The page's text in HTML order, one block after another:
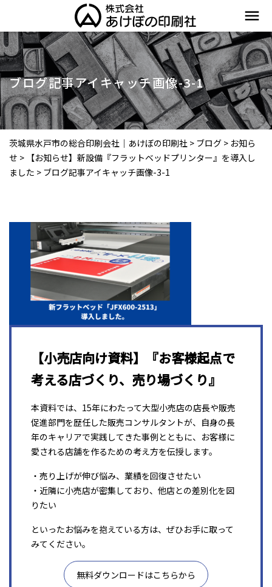
menu
ブログ記事アイキャッチ画像-3-1
茨城県水戸市の総合印刷会社｜あけぼの印刷社 > ブログ > お知ら
せ > 【お知らせ】新設備『フラットベッドプリンター』を導入し
ました > ブログ記事アイキャッチ画像-3-1
【小売店向け資料】『お客様起点で
考える店づくり、売り場づくり』
本資料では、15年にわたって大型小売店の店長や販売
促進部門を歴任した販売コンサルタントが、自身の長
年のキャリアで実践してきた事例とともに、お客様に
愛される店舗を作るための考え方を伝授します。
・売り上げが伸び悩み、業績を回復させたい
・近隣に小売店が密集しており、他店との差別化を図
りたい
といったお悩みを抱えている方は、ぜひお手に取って
みてください。
無料ダウンロードはこちらから